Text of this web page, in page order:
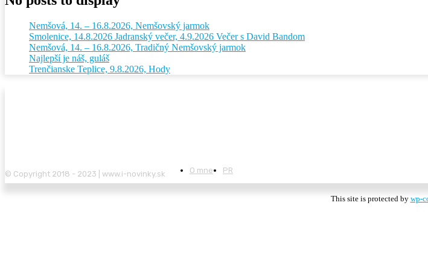
Nemšová, 14. – 16.8.2026, Nemšovský jarmok
Smolenice, 14.8.2026 Jadranský večer, 4.9.2026 Večer s David Bandom
Nemšová, 14. – 16.8.2026, Tradičný Nemšovský jarmok
Najlepší je náš, guláš
Trenčianske Teplice, 9.8.2026, Hody
© Copyright 2018 - 2023 | www.i-novinky.sk O mne PR
This site is protected by wp-